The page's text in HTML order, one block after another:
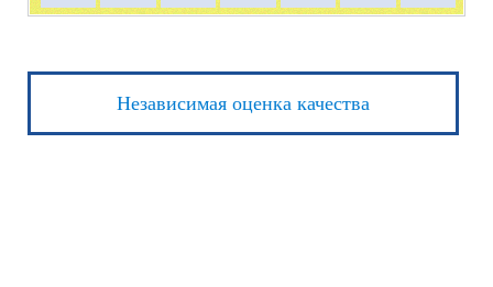
Независимая оценка качества